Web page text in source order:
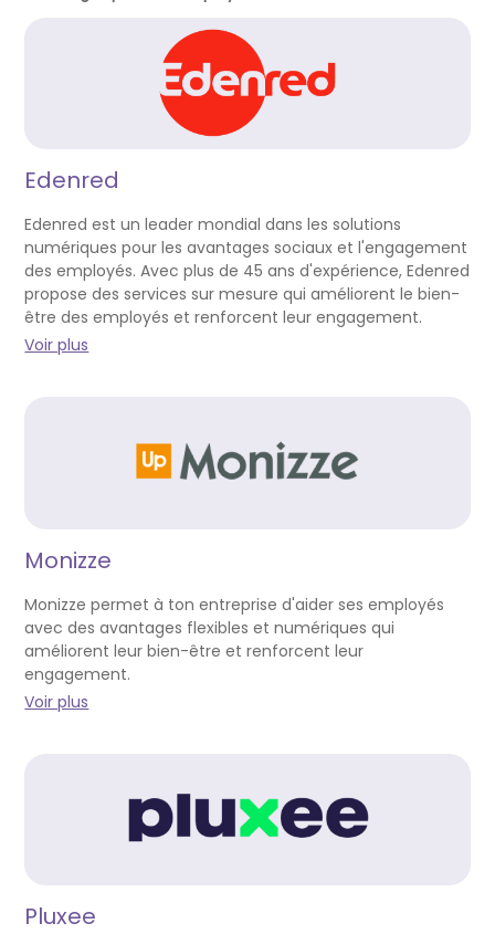
Edenred
Edenred est un leader mondial dans les solutions
numériques pour les avantages sociaux et l'engagement
des employés. Avec plus de 45 ans d'expérience, Edenred
propose des services sur mesure qui améliorent le bien-
être des employés et renforcent leur engagement.
Voir plus
Monizze
Monizze permet à ton entreprise d'aider ses employés
avec des avantages flexibles et numériques qui
améliorent leur bien-être et renforcent leur
engagement.
Voir plus
Pluxee